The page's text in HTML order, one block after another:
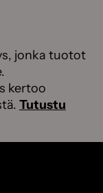
jonka tuotot
kertoo
Tutustu